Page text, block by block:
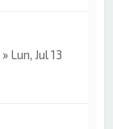
» Lun, Jul 13